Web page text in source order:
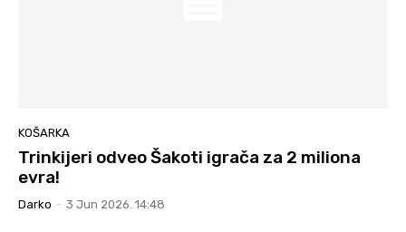
KOŠARKA
Trinkijeri odveo Šakoti igrača za 2 miliona
evra!
Darko - 3 Jun 2026. 14:48